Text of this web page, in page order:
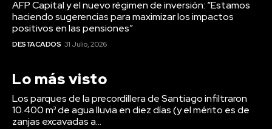
AFP Capital y el nuevo régimen de inversión: “Estamos
haciendo sugerencias para maximizar los impactos
positivos en las pensiones”
DESTACADOS 31 Julio, 2026
Lo más visto
Los parques de la precordillera de Santiago infiltraron
10.400 m³ de agua lluvia en diez días (y el mérito es de
zanjas excavadas a...